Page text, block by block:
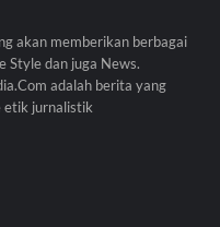
akan memberikan berbagai
Style dan juga News.
adalah berita yang
etik jurnalistik